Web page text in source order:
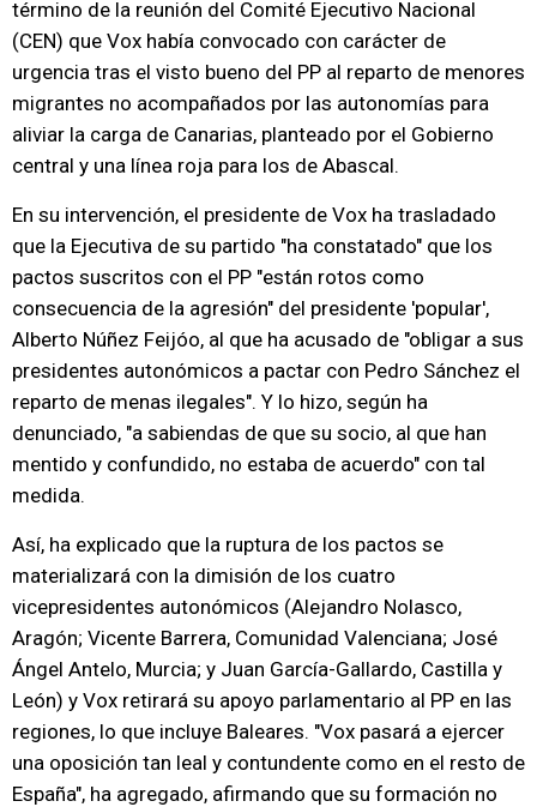
término de la reunión del Comité Ejecutivo Nacional
(CEN) que Vox había convocado con carácter de
urgencia tras el visto bueno del PP al reparto de menores
migrantes no acompañados por las autonomías para
aliviar la carga de Canarias, planteado por el Gobierno
central y una línea roja para los de Abascal.
En su intervención, el presidente de Vox ha trasladado
que la Ejecutiva de su partido "ha constatado" que los
pactos suscritos con el PP "están rotos como
consecuencia de la agresión" del presidente 'popular',
Alberto Núñez Feijóo, al que ha acusado de "obligar a sus
presidentes autonómicos a pactar con Pedro Sánchez el
reparto de menas ilegales". Y lo hizo, según ha
denunciado, "a sabiendas de que su socio, al que han
mentido y confundido, no estaba de acuerdo" con tal
medida.
Así, ha explicado que la ruptura de los pactos se
materializará con la dimisión de los cuatro
vicepresidentes autonómicos (Alejandro Nolasco,
Aragón; Vicente Barrera, Comunidad Valenciana; José
Ángel Antelo, Murcia; y Juan García-Gallardo, Castilla y
León) y Vox retirará su apoyo parlamentario al PP en las
regiones, lo que incluye Baleares. "Vox pasará a ejercer
una oposición tan leal y contundente como en el resto de
España", ha agregado, afirmando que su formación no